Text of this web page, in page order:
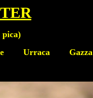
pica)
Urraca Gazza